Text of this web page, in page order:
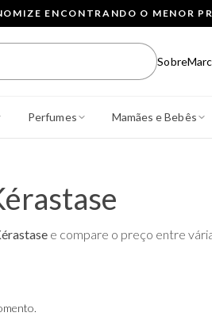
ENCONTRANDO O MENOR
Sobre
Perfumes Mamães e Bebês
e compare o preço entre